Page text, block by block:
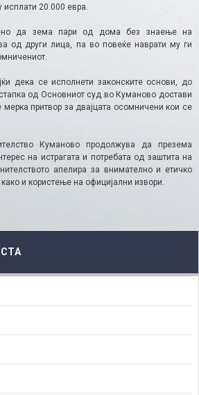
исплати 20.000 евра.
да зема пари од дома без знаење на
од други лица, па во повеќе наврати му ги
дека се исполнети законските основи, до
од Основниот суд во Куманово достави
притвор за двајцата осомничени кои се
Куманово продолжува да презема
на истрагата и потребата од заштита на
апелира за внимателно и етичко
и користење на официјални извори.